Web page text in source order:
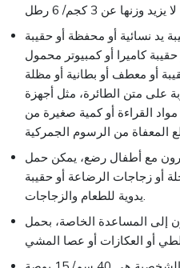
يد نسائية أو محفظة أو حقيبة
كاميرا أو كمبيوتر محمول
أو معطف أو بطانية أو مظلة
على متن الطائرة، مثل أجهزة
القراءة أو كمية صغيرة من
مع أطفال رضع، يمكن حمل
أو زجاجات الرضاعة أو حقيبة
إلى المساعدة الخاصة، بحمل